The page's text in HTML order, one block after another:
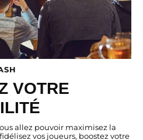
VOTRE
allez pouvoir maximisez la
vos joueurs, boostez votre